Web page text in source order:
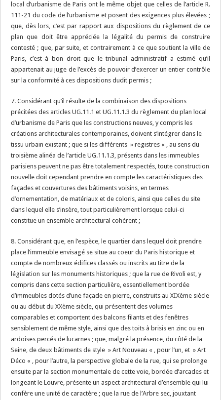
local d’urbanisme de Paris ont le même objet que celles de l’article R.
111-21 du code de l’urbanisme et posent des exigences plus élevées ;
que, dès lors, c’est par rapport aux dispositions du règlement de ce
plan que doit être appréciée la légalité du permis de construire
contesté ; que, par suite, et contrairement à ce que soutient la ville de
Paris, c’est à bon droit que le tribunal administratif a estimé qu’il
appartenait au juge de l’excès de pouvoir d’exercer un entier contrôle
sur la conformité à ces dispositions dudit permis ;
7. Considérant qu’il résulte de la combinaison des dispositions
précitées des articles UG.11.1 et UG.11.1.3 du règlement du plan local
d’urbanisme de Paris que les constructions neuves, y compris les
créations architecturales contemporaines, doivent s’intégrer dans le
tissu urbain existant ; que si les différents » registres « , au sens du
troisième alinéa de l’article UG.11.1.3, présents dans les immeubles
parisiens peuvent ne pas être totalement respectés, toute construction
nouvelle doit cependant prendre en compte les caractéristiques des
façades et couvertures des bâtiments voisins, en termes
d’ornementation, de matériaux et de coloris, ainsi que celles du site
dans lequel elle s’insère, tout particulièrement lorsque celui-ci
constitue un ensemble architectural cohérent ;
8. Considérant que, en l’espèce, le quartier dans lequel doit prendre
place l’immeuble envisagé se situe au coeur du Paris historique et
compte de nombreux édifices classés ou inscrits au titre de la
législation sur les monuments historiques ; que la rue de Rivoli est, y
compris dans cette section particulière, essentiellement bordée
d’immeubles dotés d’une façade en pierre, construits au XIXème siècle
ou au début du XXème siècle, qui présentent des volumes
comparables et comportent des balcons filants et des fenêtres
sensiblement de même style, ainsi que des toits à brisis en zinc ou en
ardoises percés de lucarnes ; que, malgré la présence, du côté de la
Seine, de deux bâtiments de style » Art Nouveau « , pour l’un, et » Art
Déco « , pour l’autre, la perspective globale de la rue, qui se prolonge
ensuite par la section monumentale de cette voie, bordée d’arcades et
longeant le Louvre, présente un aspect architectural d’ensemble qui lui
confère une unité de caractère ; que la rue de l’Arbre sec, jouxtant